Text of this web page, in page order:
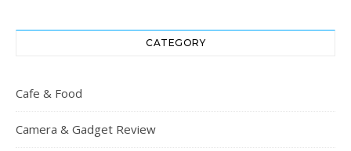
CATEGORY
Cafe & Food
Camera & Gadget Review